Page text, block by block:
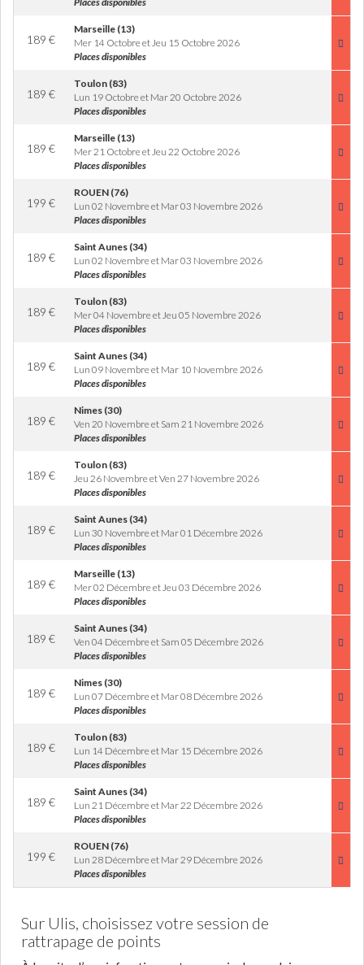
189 €
Marseille (13)
Mer 14 Octobre et Jeu 15 Octobre 2026
Places disponibles
189 €
Toulon (83)
Lun 19 Octobre et Mar 20 Octobre 2026
Places disponibles
189 €
Marseille (13)
Mer 21 Octobre et Jeu 22 Octobre 2026
Places disponibles
199 €
ROUEN (76)
Lun 02 Novembre et Mar 03 Novembre 2026
Places disponibles
189 €
Saint Aunes (34)
Lun 02 Novembre et Mar 03 Novembre 2026
Places disponibles
189 €
Toulon (83)
Mer 04 Novembre et Jeu 05 Novembre 2026
Places disponibles
189 €
Saint Aunes (34)
Lun 09 Novembre et Mar 10 Novembre 2026
Places disponibles
189 €
Nimes (30)
Ven 20 Novembre et Sam 21 Novembre 2026
Places disponibles
189 €
Toulon (83)
Jeu 26 Novembre et Ven 27 Novembre 2026
Places disponibles
189 €
Saint Aunes (34)
Lun 30 Novembre et Mar 01 Décembre 2026
Places disponibles
189 €
Marseille (13)
Mer 02 Décembre et Jeu 03 Décembre 2026
Places disponibles
189 €
Saint Aunes (34)
Ven 04 Décembre et Sam 05 Décembre 2026
Places disponibles
189 €
Nimes (30)
Lun 07 Décembre et Mar 08 Décembre 2026
Places disponibles
189 €
Toulon (83)
Lun 14 Décembre et Mar 15 Décembre 2026
Places disponibles
189 €
Saint Aunes (34)
Lun 21 Décembre et Mar 22 Décembre 2026
Places disponibles
199 €
ROUEN (76)
Lun 28 Décembre et Mar 29 Décembre 2026
Places disponibles
Sur Ulis, choisissez votre session de
rattrapage de points